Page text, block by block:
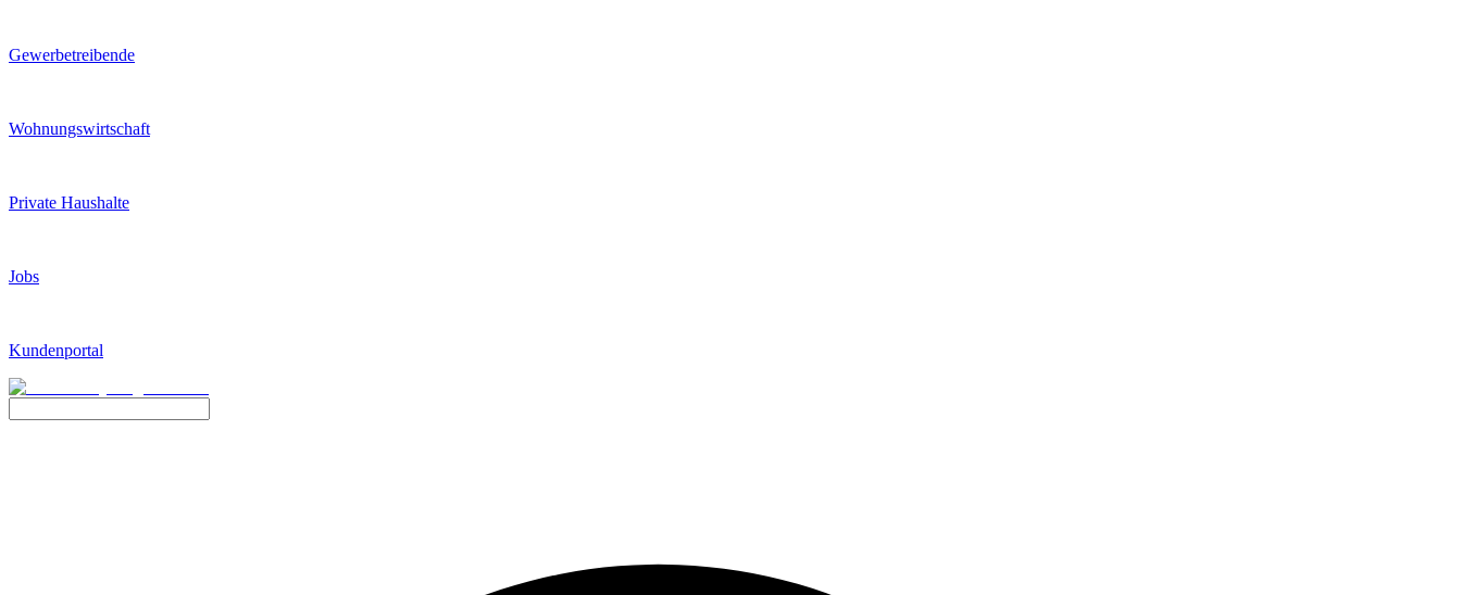
Gewerbetreibende
Wohnungswirtschaft
Private Haushalte
Jobs
Kundenportal